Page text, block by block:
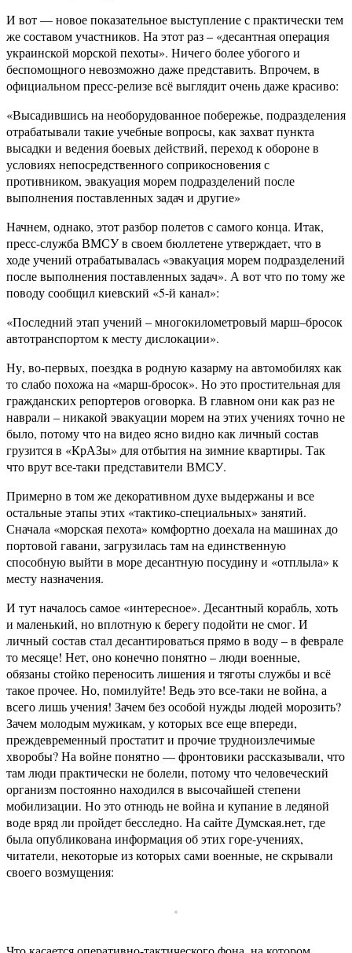
И вот — новое показательное выступление с практически тем
же составом участников. На этот раз – «десантная операция
украинской морской пехоты». Ничего более убогого и
беспомощного невозможно даже представить. Впрочем, в
официальном пресс-релизе всё выглядит очень даже красиво:
«Высадившись на необорудованное побережье, подразделения
отрабатывали такие учебные вопросы, как захват пункта
высадки и ведения боевых действий, переход к обороне в
условиях непосредственного соприкосновения с
противником, эвакуация морем подразделений после
выполнения поставленных задач и другие»
Начнем, однако, этот разбор полетов с самого конца. Итак,
пресс-служба ВМСУ в своем бюллетене утверждает, что в
ходе учений отрабатывалась «эвакуация морем подразделений
после выполнения поставленных задач». А вот что по тому же
поводу сообщил киевский «5-й канал»:
«Последний этап учений – многокилометровый марш–бросок
автотранспортом к месту дислокации».
Ну, во-первых, поездка в родную казарму на автомобилях как
то слабо похожа на «марш-бросок». Но это простительная для
гражданских репортеров оговорка. В главном они как раз не
наврали – никакой эвакуации морем на этих учениях точно не
было, потому что на видео ясно видно как личный состав
грузится в «КрАЗы» для отбытия на зимние квартиры. Так
что врут все-таки представители ВМСУ.
Примерно в том же декоративном духе выдержаны и все
остальные этапы этих «тактико-специальных» занятий.
Сначала «морская пехота» комфортно доехала на машинах до
портовой гавани, загрузилась там на единственную
способную выйти в море десантную посудину и «отплыла» к
месту назначения.
И тут началось самое «интересное». Десантный корабль, хоть
и маленький, но вплотную к берегу подойти не смог. И
личный состав стал десантироваться прямо в воду – в феврале
то месяце! Нет, оно конечно понятно – люди военные,
обязаны стойко переносить лишения и тяготы службы и всё
такое прочее. Но, помилуйте! Ведь это все-таки не война, а
всего лишь учения! Зачем без особой нужды людей морозить?
Зачем молодым мужикам, у которых все еще впереди,
преждевременный простатит и прочие трудноизлечимые
хворобы? На войне понятно — фронтовики рассказывали, что
там люди практически не болели, потому что человеческий
организм постоянно находился в высочайшей степени
мобилизации. Но это отнюдь не война и купание в ледяной
воде вряд ли пройдет бесследно. На сайте Думская.нет, где
была опубликована информация об этих горе-учениях,
читатели, некоторые из которых сами военные, не скрывали
своего возмущения: